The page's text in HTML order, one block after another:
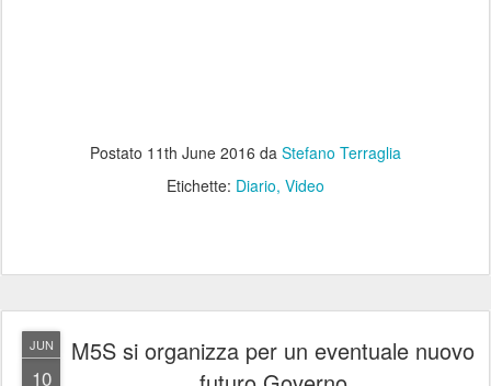
Postato 11th June 2016 da Stefano Terraglia
Etichette: Diario Video
JUN
10
M5S si organizza per un eventuale nuovo